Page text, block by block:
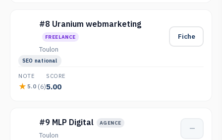
#8 Uranium webmarketing
FREELANCE
Toulon
Fiche
SEO national
NOTE
5.0 (6)
SCORE
5.00
#9 MLP Digital AGENCE
Toulon
—